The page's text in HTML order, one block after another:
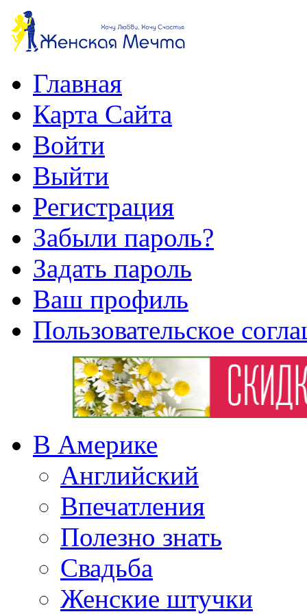
Главная
Карта Сайта
Войти
Выйти
Регистрация
Забыли пароль?
Задать пароль
Ваш профиль
Пользовательское
В Америке
Английский
Впечатления
Полезно знать
Свадьба
Женские штучки